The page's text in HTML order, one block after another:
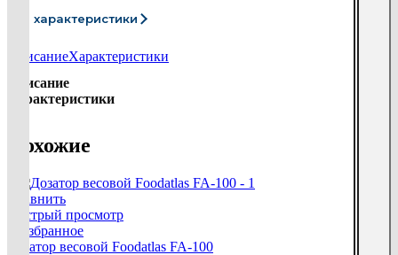
Все характеристики
ОписаниеХарактеристики
Описание
Характеристики
Похожие
Сравнить
Быстрый просмотр
В избранное
Дозатор весовой Foodatlas FA-100